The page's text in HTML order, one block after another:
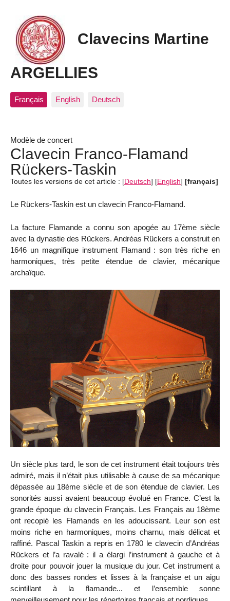
Clavecins Martine
ARGELLIES
Français English Deutsch
Modèle de concert
Clavecin Franco-Flamand
Rückers-Taskin
Toutes les versions de cet article : [Deutsch] [English] [français]
Le Rückers-Taskin est un clavecin Franco-Flamand.
La facture Flamande a connu son apogée au 17ème siècle
avec la dynastie des Rückers. Andréas Rückers a construit en
1646 un magnifique instrument Flamand : son très riche en
harmoniques, très petite étendue de clavier, mécanique
archaïque.
Un siècle plus tard, le son de cet instrument était toujours très
admiré, mais il n’était plus utilisable à cause de sa mécanique
dépassée au 18ème siècle et de son étendue de clavier. Les
sonorités aussi avaient beaucoup évolué en France. C’est la
grande époque du clavecin Français. Les Français au 18ème
ont recopié les Flamands en les adoucissant. Leur son est
moins riche en harmoniques, moins charnu, mais délicat et
raffiné. Pascal Taskin a repris en 1780 le clavecin d’Andréas
Rückers et l’a ravalé : il a élargi l’instrument à gauche et à
droite pour pouvoir jouer la musique du jour. Cet instrument a
donc des basses rondes et lisses à la française et un aigu
scintillant à la flamande... et l’ensemble sonne